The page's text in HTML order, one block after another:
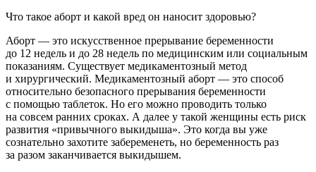
Что такое аборт и какой вред он наносит здоровью?
Аборт — это искусственное прерывание беременности
до 12 недель и до 28 недель по медицинским или социальным
показаниям. Существует медикаментозный метод
и хирургический. Медикаментозный аборт — это способ
относительно безопасного прерывания беременности
с помощью таблеток. Но его можно проводить только
на совсем ранних сроках. А далее у такой женщины есть риск
развития «привычного выкидыша». Это когда вы уже
сознательно захотите забеременеть, но беременность раз
за разом заканчивается выкидышем.